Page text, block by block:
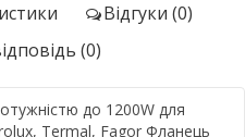
Відгуки (0)
(0)
до 1200W для
Termal, Fagor Фланець